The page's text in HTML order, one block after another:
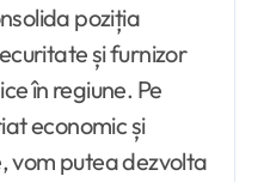
poziția
și furnizor
în regiune. Pe
economic și
vom putea dezvolta